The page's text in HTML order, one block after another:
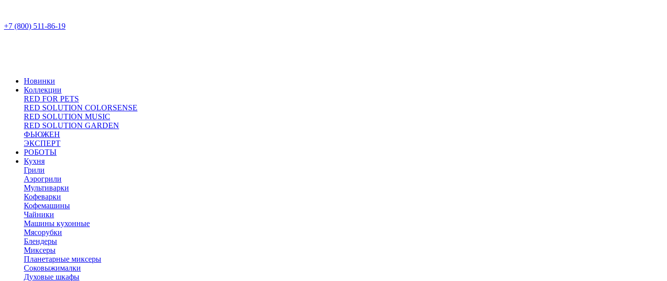
+7 (800) 511-86-19
Новинки
Коллекции
RED FOR PETS
RED SOLUTION COLORSENSE
RED SOLUTION MUSIC
RED SOLUTION GARDEN
ФЬЮЖЕН
ЭКСПЕРТ
РОБОТЫ
Кухня
Грили
Аэрогрили
Мультиварки
Кофеварки
Кофемашины
Чайники
Машины кухонные
Мясорубки
Блендеры
Миксеры
Планетарные миксеры
Соковыжималки
Духовые шкафы